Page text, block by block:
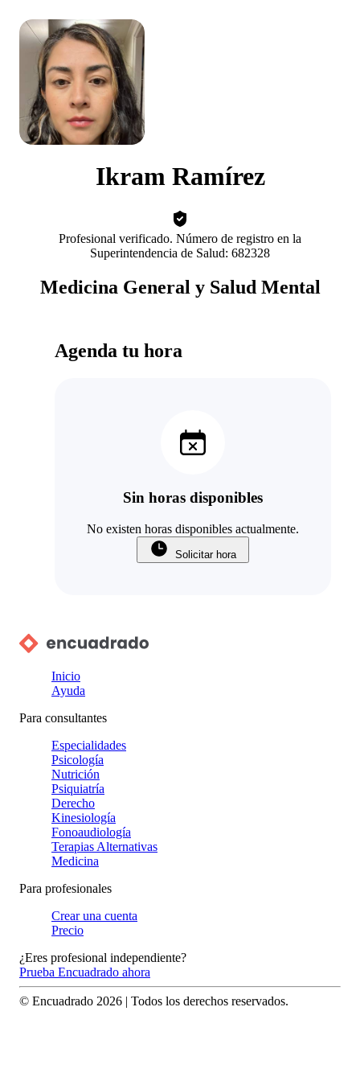
Ikram Ramírez
Profesional verificado. Número de registro en la
Superintendencia de Salud: 682328
Medicina General y Salud Mental
Agenda tu hora
Sin horas disponibles
No existen horas disponibles actualmente.
Solicitar hora
Inicio
Ayuda
Para consultantes
Especialidades
Psicología
Nutrición
Psiquiatría
Derecho
Kinesiología
Fonoaudiología
Terapias Alternativas
Medicina
Para profesionales
Crear una cuenta
Precio
¿Eres profesional independiente?
Prueba Encuadrado ahora
© Encuadrado 2026 | Todos los derechos reservados.